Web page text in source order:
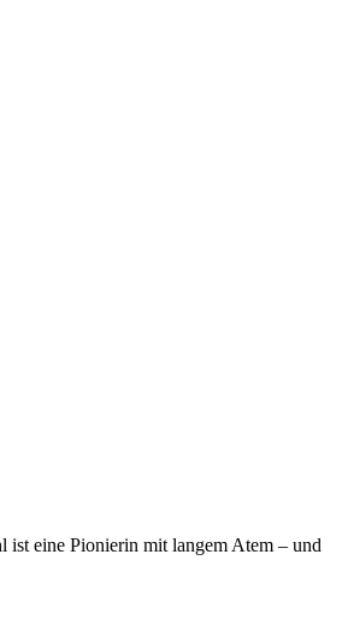
eine Pio­nie­rin mit lan­gem Atem – und